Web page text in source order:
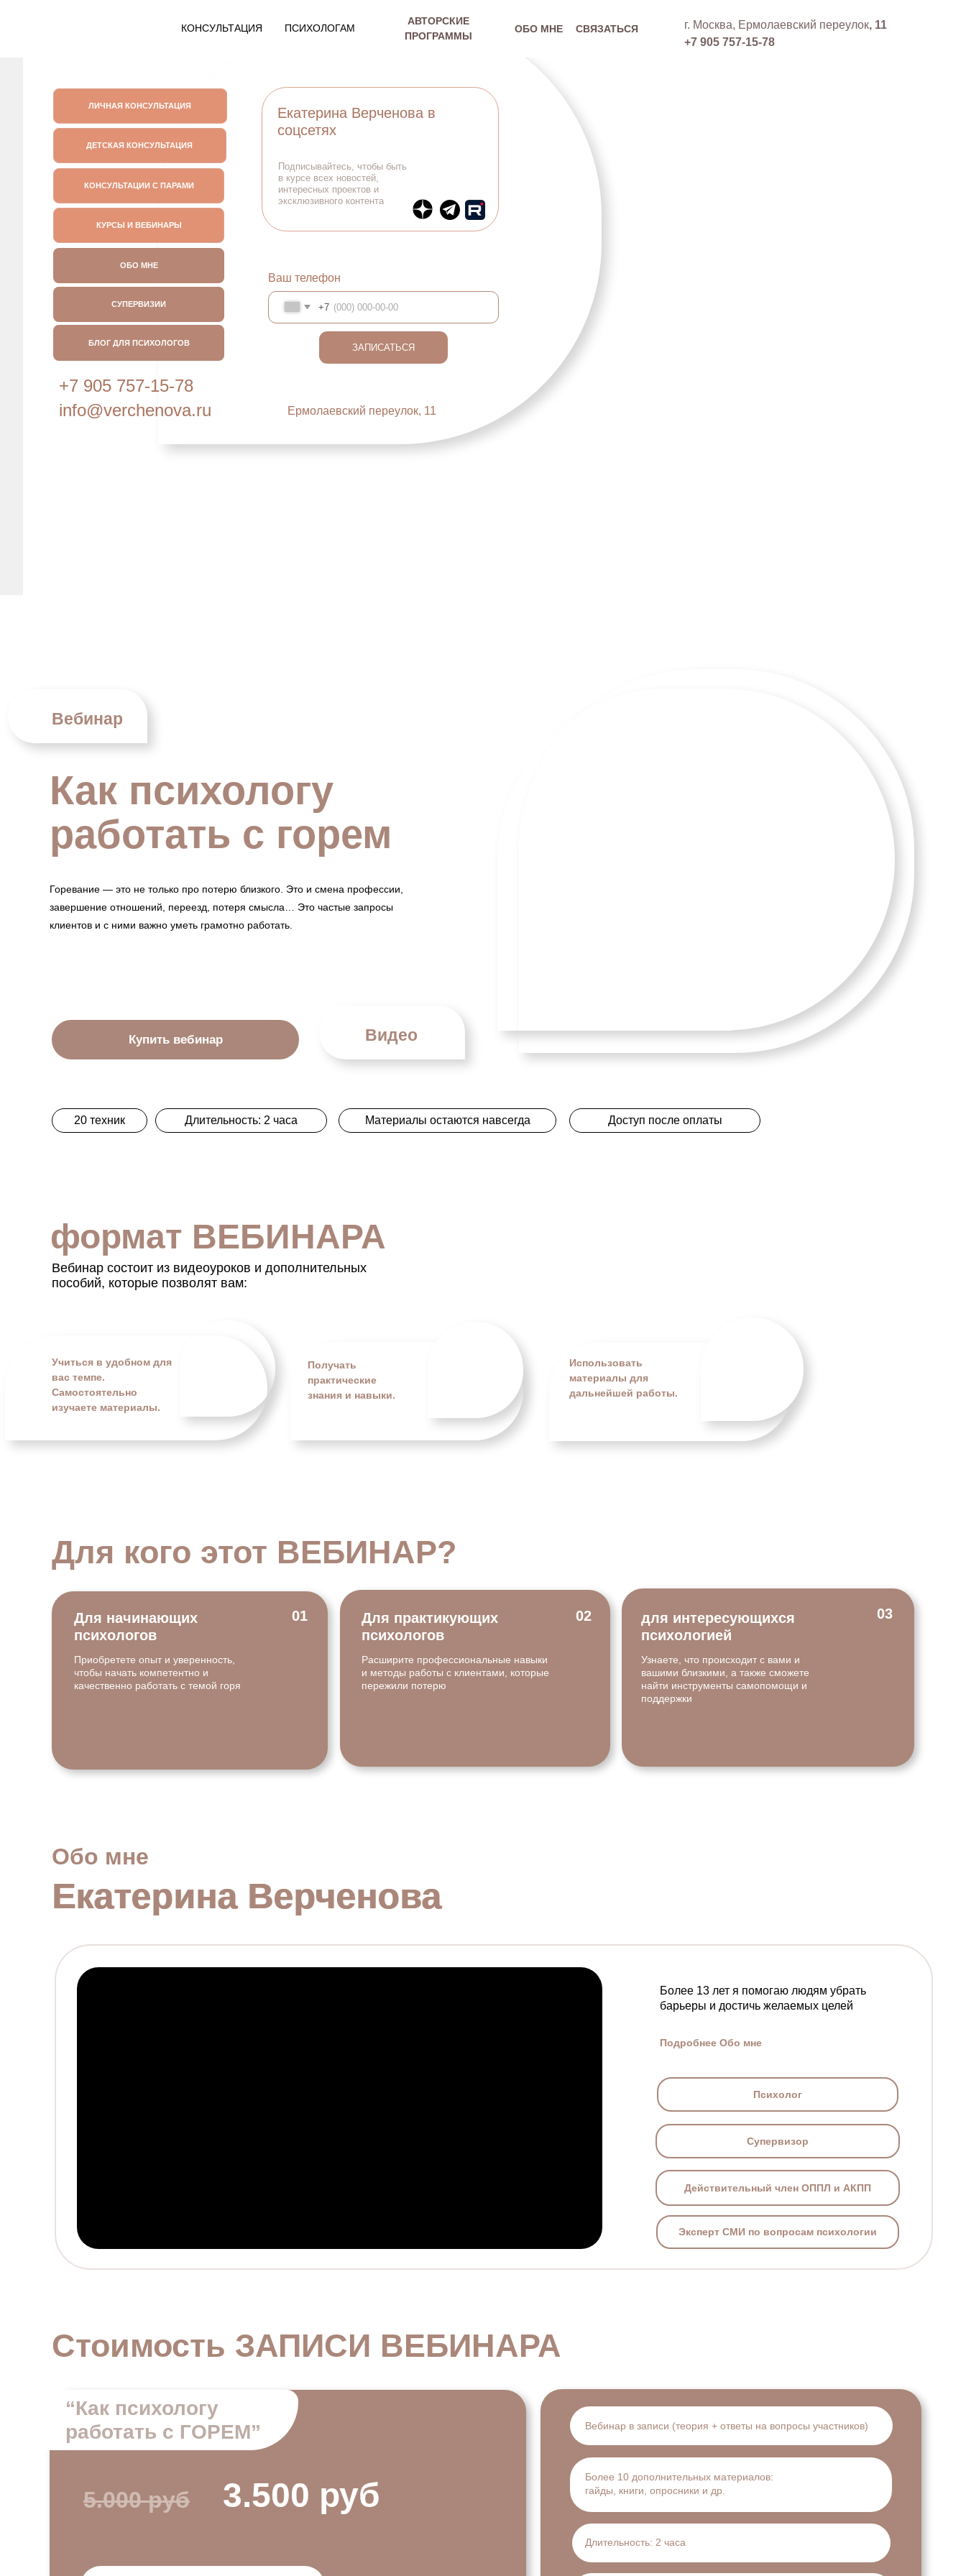
ПСИХОЛОГАМ
КОНСУЛЬТАЦИЯ
АВТОРСКИЕ
ПРОГРАММЫ
ОБО МНЕ СВЯЗАТЬСЯ г. Москва, Ермолаевский переулок, 11
+7 905 757-15-78
Екатерина Верченова в
соцсетях
интересных проектов и
эксклюзивного контента
+7 905 757-15-78
info@verchenova.ru
БЛОГ ДЛЯ ПСИХОЛОГОВ
КОНСУЛЬТАЦИИ С ПАРАМИ
ДЕТСКАЯ КОНСУЛЬТАЦИЯ
+7
ЗАПИСАТЬСЯ
Ермолаевский переулок, 11
Как психологу
работать с горем
Вебинар
Видео
20 техник Доступ после оплаты
Материалы остаются навсегда
Купить вебинар
Горевание — это не только про потерю близкого. Это и смена профессии,
завершение отношений, переезд, потеря смысла… Это частые запросы
клиентов и с ними важно уметь грамотно работать.
Длительность: 2 часа
Учиться в удобном для
вас темпе.
Самостоятельно
изучаете материалы.
Получать
практические
знания и навыки.
Использовать
материалы для
дальнейшей работы.
формат ВЕБИНАРА
Вебинар состоит из видеоуроков и дополнительных
пособий, которые позволят вам:
Для кого этот ВЕБИНАР?
Расширите профессиональные навыки
и методы работы с клиентами, которые
пережили потерю
Для начинающих
психологов
Для практикующих
психологов
Приобретете опыт и уверенность,
чтобы начать компетентно и
качественно работать с темой горя
для интересующихся
психологией
03
Узнаете, что происходит с вами и
вашими близкими, а также сможете
найти инструменты самопомощи и
поддержки
01 02
Обо мне
Более 13 лет я помогаю людям убрать
барьеры и достичь желаемых целей
Действительный член ОППЛ и АКПП
Подробнее Обо мне
Эксперт СМИ по вопросам психологии
Супервизор
Психолог
Екатерина Верченова
Екатерина Верченова
Стоимость ЗАПИСИ ВЕБИНАРА
5.000 руб 3.500 руб
“Как психологу
работать с ГОРЕМ”
Вебинар в записи (теория + ответы на вопросы участников)
Более 10 дополнительных материалов:
гайды, книги, опросники и др.
Длительность: 2 часа